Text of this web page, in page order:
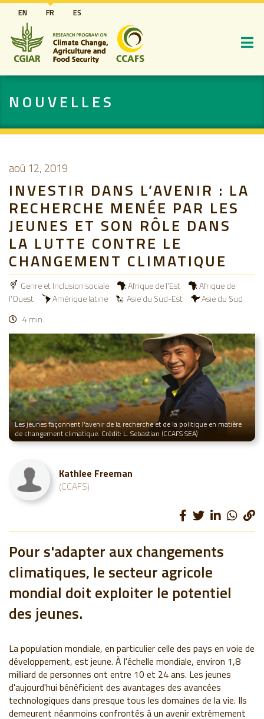
Aller
au
contenu
principal
EN FR ES
NOUVELLES
aoû 12, 2019
INVESTIR DANS L’AVENIR : LA
RECHERCHE MENÉE PAR LES
JEUNES ET SON RÔLE DANS
LA LUTTE CONTRE LE
CHANGEMENT CLIMATIQUE
Genre et Inclusion sociale Afrique de l'Est
Afrique de
l'Ouest
Amérique latine Asie du Sud-Est
Asie du Sud
4 min.
Les jeunes façonnent l'avenir de la recherche et de la politique en matière
de changement climatique. Crédit: L. Sebastian (CCAFS SEA)
Kathlee Freeman
(CCAFS)
Pour s'adapter aux changements
climatiques, le secteur agricole
mondial doit exploiter le potentiel
des jeunes.
La population mondiale, en particulier celle des pays en voie de
développement, est jeune. À l'échelle mondiale, environ 1,8
milliard de personnes ont entre 10 et 24 ans. Les jeunes
d'aujourd'hui bénéficient des avantages des avancées
technologiques dans presque tous les domaines de la vie. Ils
demeurent néanmoins confrontés à un avenir extrêmement